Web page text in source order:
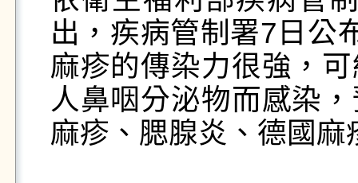
出，疾病管制署7日公
麻疹的傳染力很強，
人鼻咽分泌物而感染
麻疹、腮腺炎、德國